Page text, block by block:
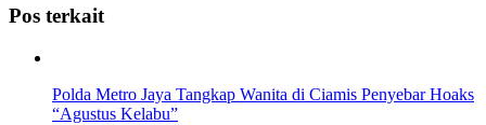
Pos terkait
Polda Metro Jaya Tangkap Wanita di Ciamis Penyebar Hoaks
“Agustus Kelabu”